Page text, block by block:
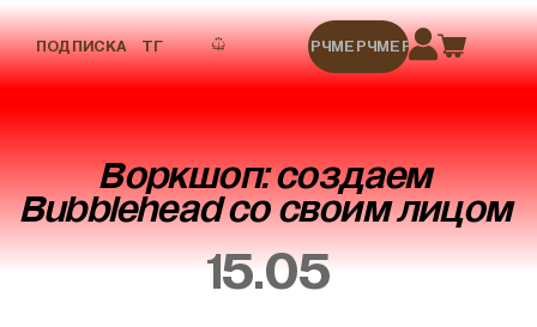
ПОДПИСКА ТГ МЕРЧМЕРЧМЕРЧМЕРЧМЕРЧ
Воркшоп: создаем
Bubblehead со своим лицом
15.05